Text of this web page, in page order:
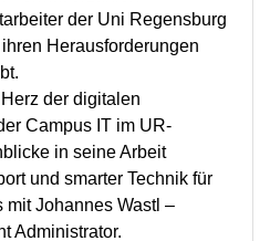
der Uni Regensburg
Herausforderungen
der digitalen
Campus IT im UR-
in seine Arbeit
und smarter Technik für
mit Johannes Wastl –
Administrator.